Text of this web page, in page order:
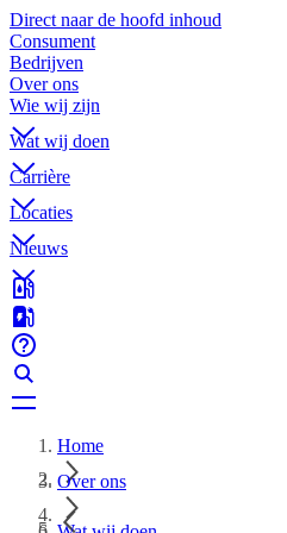
Direct naar de hoofd inhoud
Consument
Bedrijven
Over ons
Wie wij zijn
Wat wij doen
Carrière
Locaties
Nieuws
Home
Over ons